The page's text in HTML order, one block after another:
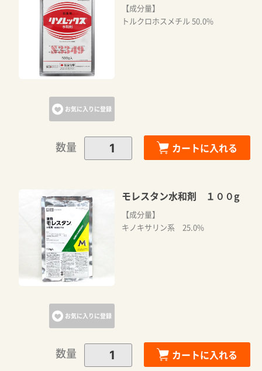
お気に入りに登録
【成分量】
トルクロホスメチル 50.0%
数量 カートに入れる
お気に入りに登録
モレスタン水和剤 １００g
【成分量】
キノキサリン系 25.0%
数量 カートに入れる